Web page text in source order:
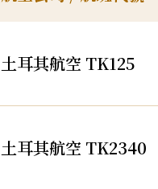
土耳其航空 TK125
土耳其航空 TK2340